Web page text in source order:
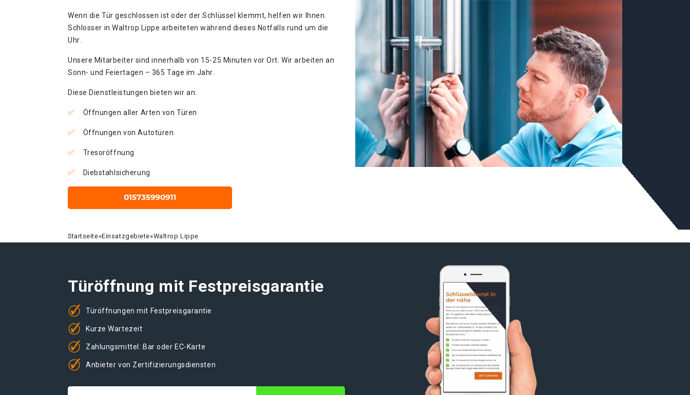
Wenn die Tür geschlossen ist oder der Schlüssel klemmt, helfen wir Ihnen.
Schlosser in Waltrop Lippe arbeiteten während dieses Notfalls rund um die
Uhr.
Unsere Mitarbeiter sind innerhalb von 15-25 Minuten vor Ort. Wir arbeiten an
Sonn- und Feiertagen – 365 Tage im Jahr.
Diese Dienstleistungen bieten wir an:
Öffnungen aller Arten von Türen
Öffnungen von Autotüren
Tresoröffnung
Diebstahlsicherung
Startseite»Einsatzgebiete»Waltrop Lippe
Türöffnung mit Festpreisgarantie
Türöffnungen mit Festpreisgarantie
Kurze Wartezeit
Zahlungsmittel: Bar oder EC-Karte
Anbieter von Zertifizierungsdiensten